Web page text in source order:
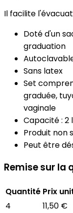
Il facilite
Doté d'un
graduation
Sans latex
Set
graduée,
vaginale
Capacité : 2
Produit non
Peut être
Remise sur la
Quantité Prix
4
11,50 €